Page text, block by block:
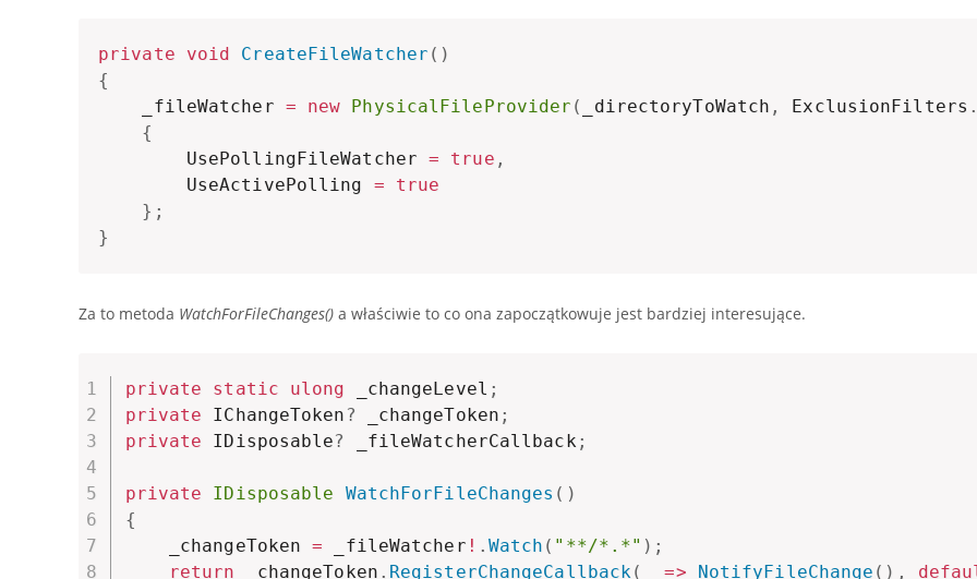
private void CreateFileWatcher ( )
{
    _fileWatcher
= new PhysicalFileProvider ( _directoryToWatch , ExclusionFilters .
{
        UsePollingFileWatcher
= true ,
        UseActivePolling
=
true
} ;
}
Za to metoda WatchForFileChanges() a właściwie to co ona zapoczątkowuje jest bardziej interesujące.
private static ulong _changeLevel ;
private IChangeToken ? _changeToken ;
private IDisposable? _fileWatcherCallback;
private IDisposable WatchForFileChanges ( )
{
    _changeToken
= _fileWatcher ! . Watch ( "**/*.*" ) ;
return _changeToken . RegisterChangeCallback( _ => NotifyFileChange ( ) ,